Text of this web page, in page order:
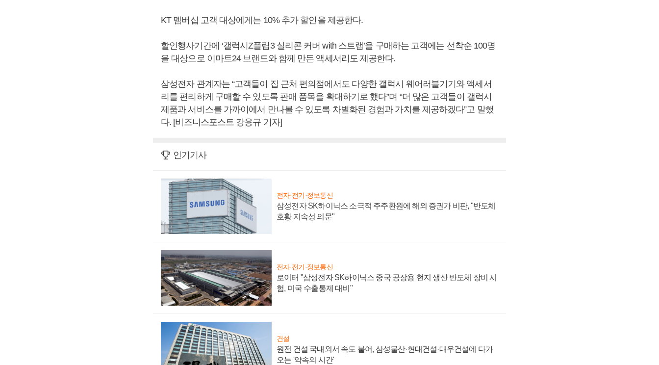
KT 멤버십 고객 대상에게는 10% 추가 할인을 제공한다.
할인행사기간에 ‘갤럭시Z플립3 실리콘 커버 with 스트랩’을 구매하는 고객에는 선착순 100명
을 대상으로 이마트24 브랜드와 함께 만든 액세서리도 제공한다.
삼성전자 관계자는 “고객들이 집 근처 편의점에서도 다양한 갤럭시 웨어러블기기와 액세서
리를 편리하게 구매할 수 있도록 판매 품목을 확대하기로 했다”며 “더 많은 고객들이 갤럭시
제품과 서비스를 가까이에서 만나볼 수 있도록 차별화된 경험과 가치를 제공하겠다”고 말했
다. [비즈니스포스트 강용규 기자]
인기기사
전자·전기·정보통신
삼성전자 SK하이닉스 소극적 주주환원에 해외 증권가 비판, "반도체
호황 지속성 의문"
전자·전기·정보통신
로이터 "삼성전자 SK하이닉스 중국 공장용 현지 생산 반도체 장비 시
험, 미국 수출통제 대비"
건설
원전 건설 국내외서 속도 붙어, 삼성물산·현대건설·대우건설에 다가
오는 '약속의 시간'